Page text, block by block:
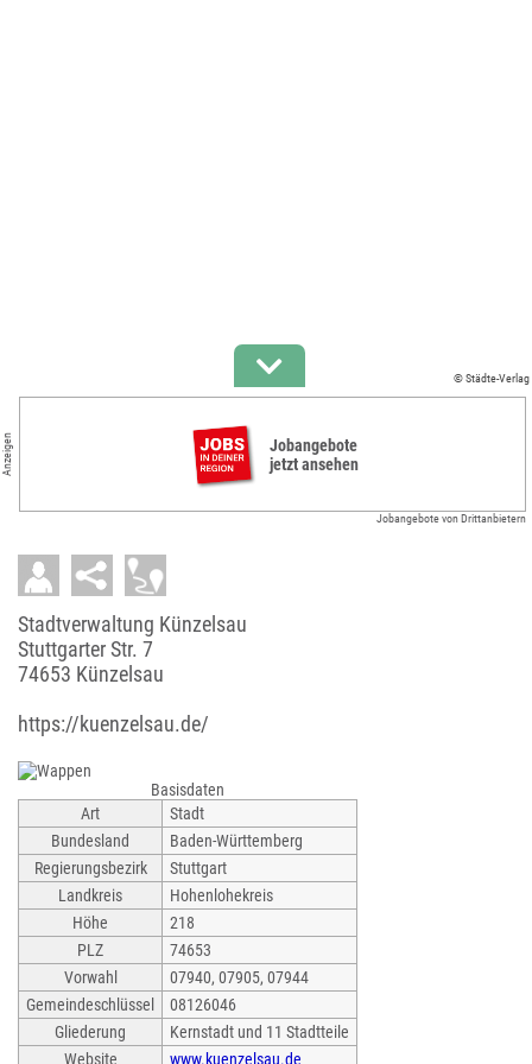
© Städte-Verlag
Anzeigen
Jobangebote
jetzt ansehen
Jobangebote von Drittanbietern
Stadtverwaltung Künzelsau
Stuttgarter Str. 7
74653 Künzelsau
https://kuenzelsau.de/
Basisdaten
Art
Stadt
Bundesland
Baden-Württemberg
Regierungsbezirk
Stuttgart
Landkreis
Hohenlohekreis
Höhe
218
PLZ
74653
Vorwahl
07940, 07905, 07944
Gemeindeschlüssel
08126046
Gliederung
Kernstadt und 11 Stadtteile
Website
www.kuenzelsau.de